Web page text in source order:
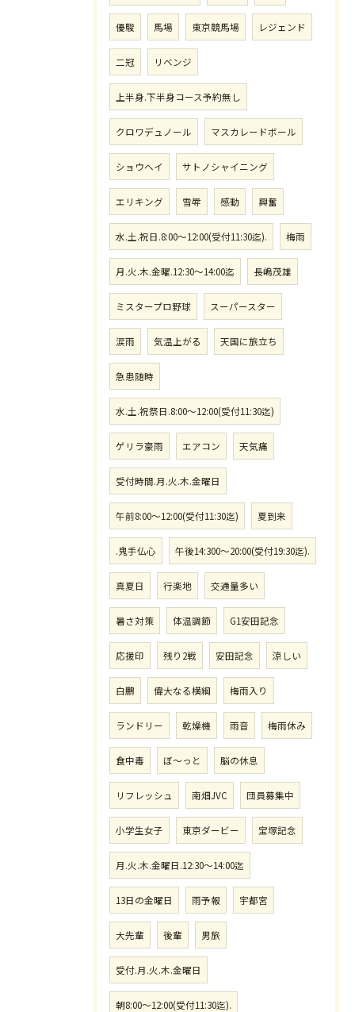
優駿 馬場 東京競馬場 レジェンド
二冠 リベンジ
上半身.下半身コース予約無し
クロワデュノール マスカレードボール
ショウヘイ サトノシャイニング
エリキング 雪辱 感動 興奮
水.土.祝日.8:00〜12:00(受付11:30迄). 梅雨
月.火.木.金曜.12:30〜14:00迄 長嶋茂雄
ミスタープロ野球 スーパースター
涙雨 気温上がる 天国に旅立ち
急患随時
水.土.祝祭日.8:00〜12:00(受付11:30迄)
ゲリラ豪雨 エアコン 天気痛
受付時間.月.火.木.金曜日
午前8:00〜12:00(受付11:30迄) 夏到来
.鬼手仏心 午後14:300〜20:00(受付19:30迄).
真夏日 行楽地 交通量多い
暑さ対策 体温調節 G1安田記念
応援印 残り2戦 安田記念 涼しい
白鵬 偉大なる横綱 梅雨入り
ランドリー 乾燥機 雨音 梅雨休み
食中毒 ぼ〜っと 脳の休息
リフレッシュ 南畑JVC 団員募集中
小学生女子 東京ダービー 宝塚記念
月.火.木.金曜日.12:30〜14:00迄
13日の金曜日 雨予報 宇都宮
大先輩 後輩 男旅
受付.月.火.木.金曜日
朝8:00〜12:00(受付11:30迄).